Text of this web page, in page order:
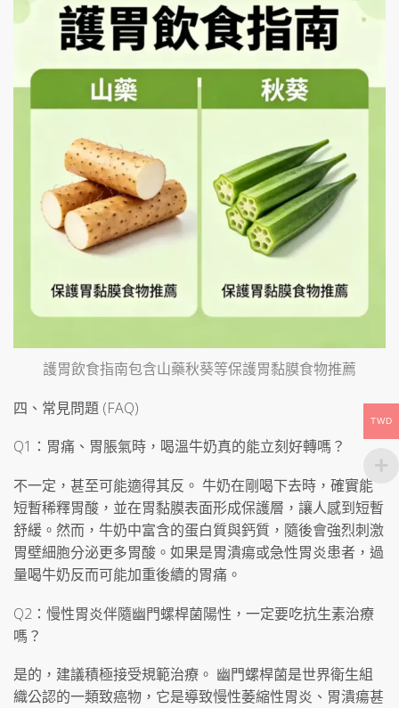
護胃飲食指南包含山藥秋葵等保護胃黏膜食物推薦
四、常見問題 (FAQ)
Q1：胃痛、胃脹氣時，喝溫牛奶真的能立刻好轉嗎？
不一定，甚至可能適得其反。 牛奶在剛喝下去時，確實能
短暫稀釋胃酸，並在胃黏膜表面形成保護層，讓人感到短暫
舒緩。然而，牛奶中富含的蛋白質與鈣質，隨後會強烈刺激
胃壁細胞分泌更多胃酸。如果是胃潰瘍或急性胃炎患者，過
量喝牛奶反而可能加重後續的胃痛。
Q2：慢性胃炎伴隨幽門螺桿菌陽性，一定要吃抗生素治療
嗎？
是的，建議積極接受規範治療。 幽門螺桿菌是世界衛生組
織公認的一類致癌物，它是導致慢性萎縮性胃炎、胃潰瘍甚
TWD